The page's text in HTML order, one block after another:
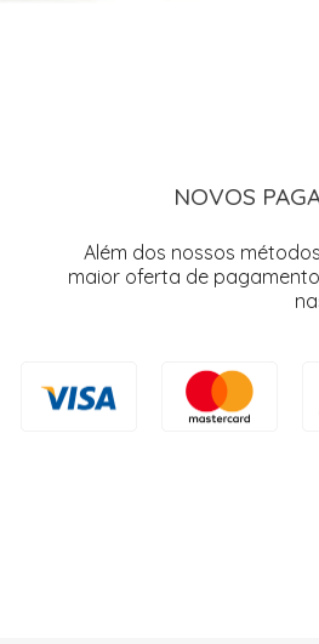
NOVOS
Além dos nossos
maior oferta de